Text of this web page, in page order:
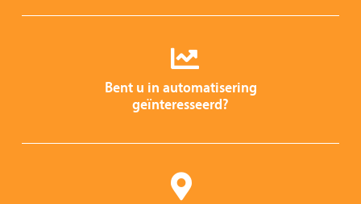
Bent u in automatisering
geïnteresseerd?